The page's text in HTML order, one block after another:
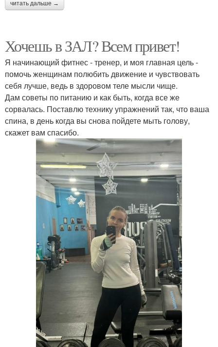
читать дальше →
Хочешь в ЗАЛ? Всем привет!
Я начинающий фитнес - тренер, и моя главная цель -
помочь женщинам полюбить движение и чувствовать
себя лучше, ведь в здоровом теле мысли чище.
Дам советы по питанию и как быть, когда все же
сорвалась. Поставлю технику упражнений так, что ваша
спина, в день когда вы снова пойдете мыть голову,
скажет вам спасибо.